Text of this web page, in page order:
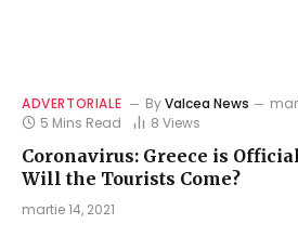
ADVERTORIALE ByValcea News
5 Mins Read
8 Views
Coronavirus: Greece is
Will the Tourists Come?
martie 14, 2021